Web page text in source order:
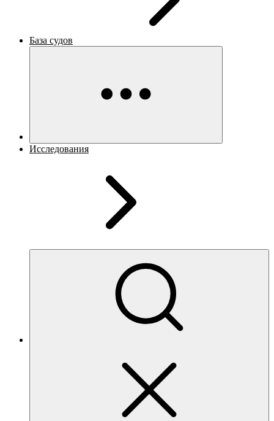
База судов
Исследования